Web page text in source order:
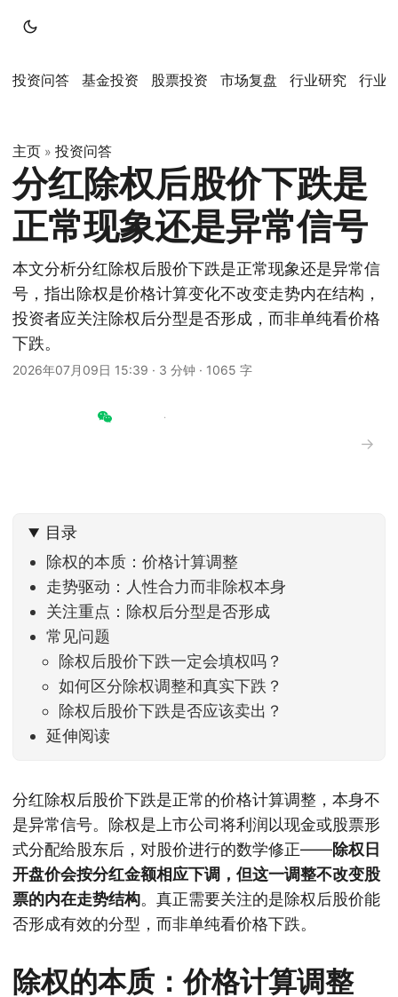
投资问答 基金投资 股票投资 市场复盘 行业研究 行业
主页 » 投资问答
分红除权后股价下跌是
正常现象还是异常信号
本文分析分红除权后股价下跌是正常现象还是异常信
号，指出除权是价格计算变化不改变走势内在结构，
投资者应关注除权后分型是否形成，而非单纯看价格
下跌。
2026年07月09日 15:39 · 3 分钟 · 1065 字
→
目录
除权的本质：价格计算调整
走势驱动：人性合力而非除权本身
关注重点：除权后分型是否形成
常见问题
除权后股价下跌一定会填权吗？
如何区分除权调整和真实下跌？
除权后股价下跌是否应该卖出？
延伸阅读
分红除权后股价下跌是正常的价格计算调整，本身不
是异常信号。除权是上市公司将利润以现金或股票形
式分配给股东后，对股价进行的数学修正——除权日
开盘价会按分红金额相应下调，但这一调整不改变股
票的内在走势结构。真正需要关注的是除权后股价能
否形成有效的分型，而非单纯看价格下跌。
除权的本质：价格计算调整